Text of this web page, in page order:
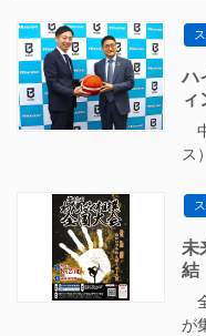
ハ
ス
未
結
が